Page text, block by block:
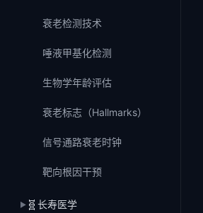
衰老检测技术
唾液甲基化检测
生物学年龄评估
衰老标志（Hallmarks）
信号通路衰老时钟
靶向根因干预
▶ 🧬 长寿医学